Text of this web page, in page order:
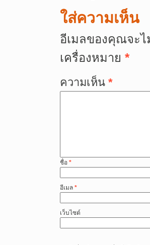
ใส่ความเห็น
อีเมลของคุณจะ
เครื่องหมาย *
ความเห็น *
ชื่อ *
อีเมล *
เว็บไซต์